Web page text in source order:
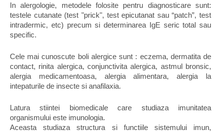
In alergologie, metodele folosite pentru diagnosticare sunt:
testele cutanate (test "prick", test epicutanat sau “patch”, test
intradermic, etc) precum si determinarea IgE seric total sau
specific.
Cele mai cunoscute boli alergice sunt : eczema, dermatita de
contact, rinita alergica, conjunctivita alergica, astmul bronsic,
alergia medicamentoasa, alergia alimentara, alergia la
intepaturile de insecte si anafilaxia.
Latura stiintei biomedicale care studiaza imunitatea
organismului este imunologia.
Aceasta studiaza structura si functiile sistemului imun,